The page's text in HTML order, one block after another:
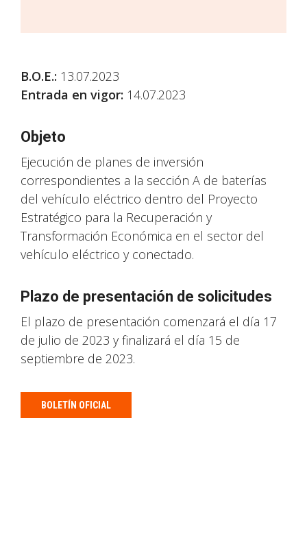
B.O.E.: 13.07.2023
Entrada en vigor: 14.07.2023
Objeto
Ejecución de planes de inversión
correspondientes a la sección A de baterías
del vehículo eléctrico dentro del Proyecto
Estratégico para la Recuperación y
Transformación Económica en el sector del
vehículo eléctrico y conectado.
Plazo de presentación de solicitudes
El plazo de presentación comenzará el día 17
de julio de 2023 y finalizará el día 15 de
septiembre de 2023.
BOLETÍN OFICIAL